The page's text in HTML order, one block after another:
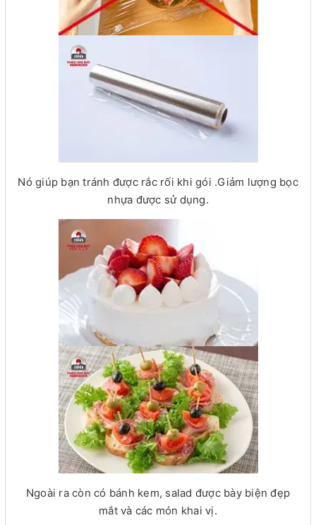
Nó giúp bạn tránh được rắc rối khi gói .Giảm lượng bọc
nhựa được sử dụng.
Ngoài ra còn có bánh kem, salad được bày biện đẹp
mắt và các món khai vị.